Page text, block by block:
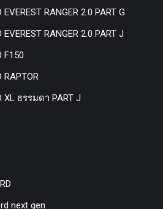
RANGER 2.0 PART G
RANGER 2.0 PART J
F150
ธรรมดา PART J
next gen